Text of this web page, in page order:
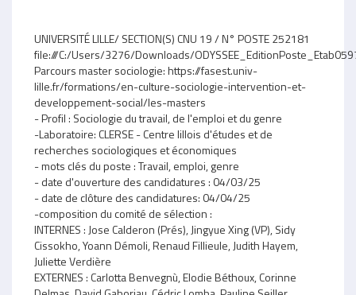
UNIVERSITÉ LILLE/ SECTION(S) CNU 19 / N° POSTE 252181
file:///C:/Users/3276/Downloads/
Parcours master sociologie: https://fasest.univ-
lille.fr/formations/en-culture-sociologie-intervention-et-
developpement-social/les-masters
- Profil : Sociologie du travail, de l'emploi et du genre
-Laboratoire: CLERSE - Centre lillois d'études et de
recherches sociologiques et économiques
- mots clés du poste : Travail, emploi, genre
- date d'ouverture des candidatures : 04/03/25
- date de clôture des candidatures: 04/04/25
-composition du comité de sélection :
INTERNES : Jose Calderon (Prés), Jingyue Xing (VP), Sidy
Cissokho, Yoann Démoli, Renaud Fillieule, Judith Hayem,
Juliette Verdière
EXTERNES : Carlotta Benvegnù, Elodie Béthoux, Corinne